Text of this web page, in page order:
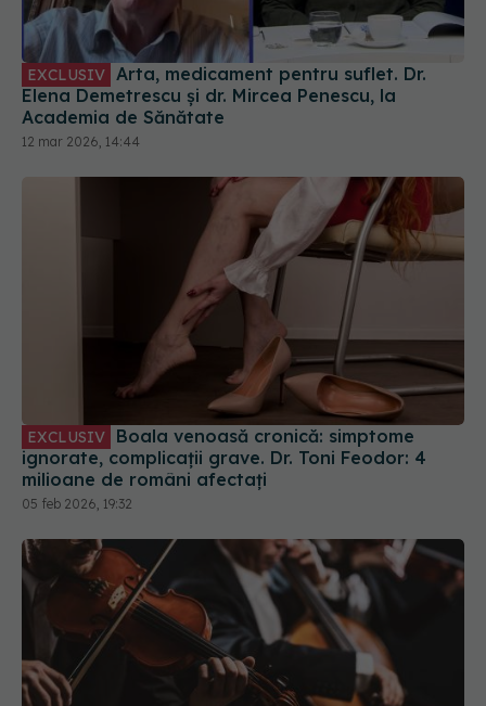
EXCLUSIV
Elena Demetrescu și dr. Mircea Penescu, la
Academia de Sănătate
12 mar 2026, 14:44
EXCLUSIV
ignorate, complicații grave. Dr. Toni Feodor: 4
milioane de români afectați
05 feb 2026, 19:32